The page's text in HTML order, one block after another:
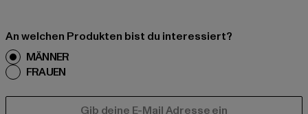
An welchen Produkten bist du interessiert?
MÄNNER
FRAUEN